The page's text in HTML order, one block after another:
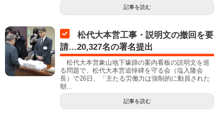
記事を読む
松代大本営工事・説明文の撤回を要
請…20,327名の署名提出
松代大本営象山地下壕跡の案内看板の説明文を巡
る問題で、松代大本営追悼碑を守る会（塩入隆会
長）で26日、「主たる労働力は強制的に動員された
朝...
記事を読む